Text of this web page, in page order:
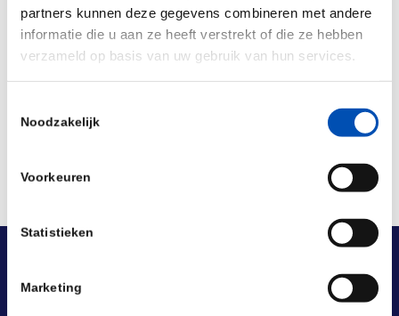
partners kunnen deze gegevens combineren met andere
informatie die u aan ze heeft verstrekt of die ze hebben
verzameld op basis van uw gebruik van hun services.
Noodzakelijk
Voorkeuren
Statistieken
Marketing
Deel dit stuk